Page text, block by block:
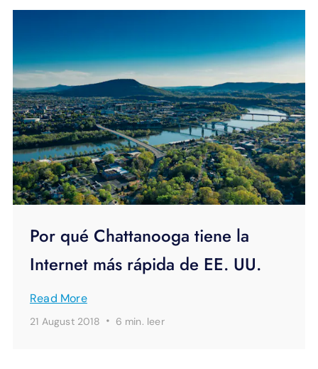
Por qué Chattanooga tiene la
Internet más rápida de EE. UU.
Read More
21 August 2018 · 6 min. leer